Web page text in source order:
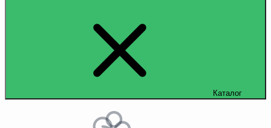
Каталог